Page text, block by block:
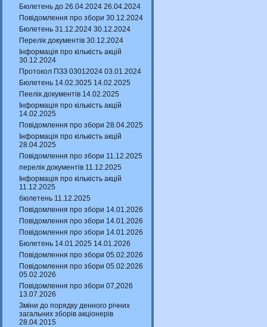
Бюлетень до 26.04.2024 26.04.2024
Повідомлення про збори 30.12.2024
Бюлетень 31.12.2024 30.12.2024
Перелік документів 30.12.2024
Інформація про кількість акцій
30.12.2024
Протокол ПЗЗ 03012024 03.01.2024
Бюлетень 14.02.3025 14.02.2025
Пеелік документів 14.02.2025
Інформація про кількість акцій
14.02.2025
Повідомлення про збори 28.04.2025
Інформація про кількість акцій
28.04.2025
Повідомлення про збори 11.12.2025
перелік документів 11.12.2025
Інформація про кількість акцій
11.12.2025
бюлетень 11.12.2025
Повідомлення про збори 14.01.2026
Повідомлення про збори 14.01.2026
Повідомлення про збори 14.01.2026
Бюлетень 14.01.2025 14.01.2026
Повідомлення про збори 05.02.2026
Повідомлення про збори 05.02.2026
05.02.2026
Повідомлення про збори 07,2026
13.07.2026
Зміни до порядку денного річних
загальних зборів акціонерів
28.04.2015